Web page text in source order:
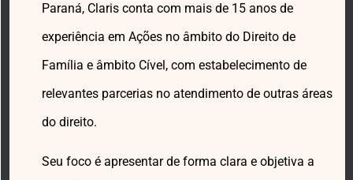
Paraná, Claris conta com mais de 15 anos de
experiência em Ações no âmbito do Direito de
Família e âmbito Cível, com estabelecimento de
relevantes parcerias no atendimento de outras áreas
do direito.
Seu foco é apresentar de forma clara e objetiva a